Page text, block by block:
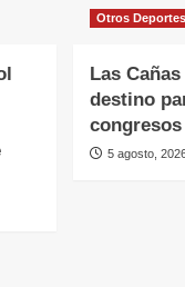
Otros Deportes
Las
destino
5 agosto,